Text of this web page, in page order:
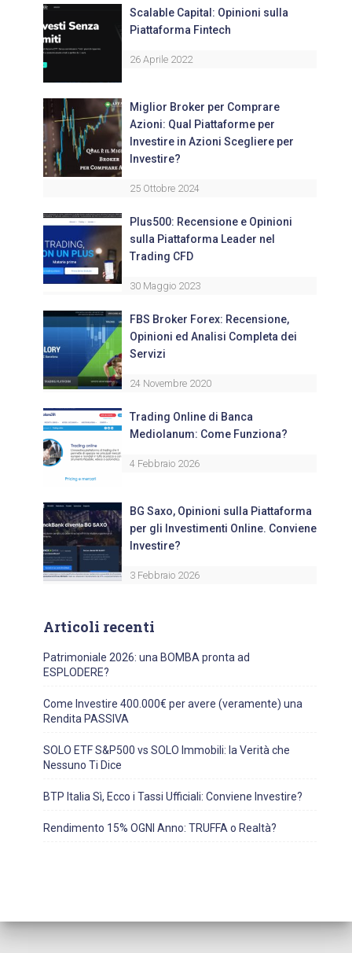
Scalable Capital: Opinioni sulla
Piattaforma Fintech
26 Aprile 2022
Miglior Broker per Comprare
Azioni: Qual Piattaforme per
Investire in Azioni Scegliere per
Investire?
25 Ottobre 2024
Plus500: Recensione e Opinioni
sulla Piattaforma Leader nel
Trading CFD
30 Maggio 2023
FBS Broker Forex: Recensione,
Opinioni ed Analisi Completa dei
Servizi
24 Novembre 2020
Trading Online di Banca
Mediolanum: Come Funziona?
4 Febbraio 2026
BG Saxo, Opinioni sulla Piattaforma
per gli Investimenti Online. Conviene
Investire?
3 Febbraio 2026
Articoli recenti
Patrimoniale 2026: una BOMBA pronta ad
ESPLODERE?
Come Investire 400.000€ per avere (veramente) una
Rendita PASSIVA
SOLO ETF S&P500 vs SOLO Immobili: la Verità che
Nessuno Ti Dice
BTP Italia Sì, Ecco i Tassi Ufficiali: Conviene Investire?
Rendimento 15% OGNI Anno: TRUFFA o Realtà?